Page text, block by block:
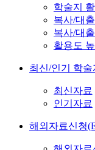
학술지
복사/대
복사/대
활용도
최신/인기 학술
최신자료
인기자료
해외자료신청